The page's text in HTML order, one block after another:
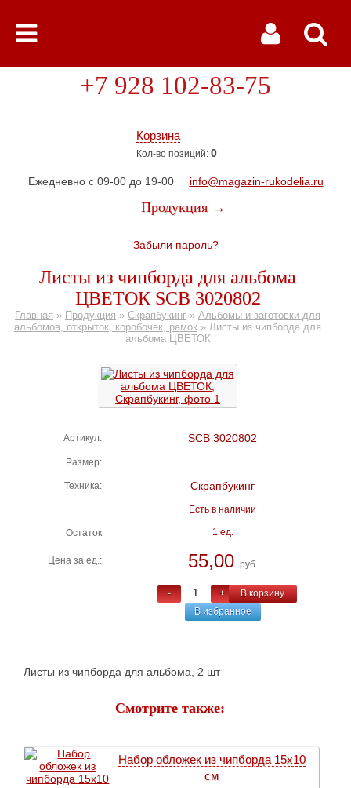
Корзина
Кол-во позиций: 0
+7 928 102-83-75
Ежедневно с 09-00 до 19-00 info@magazin-rukodelia.ru
Продукция →
Забыли пароль?
Листы из чипборда для альбома
ЦВЕТОК SCB 3020802
Главная » Продукция » Скрапбукинг » Альбомы и заготовки для
альбомов, открыток, коробочек, рамок » Листы из чипборда для
альбома ЦВЕТОК
Артикул: SCB 3020802
Размер:
Техника: Скрапбукинг
Есть в наличии
Остаток 1 ед.
Цена за ед.: 55,00 руб.
- +
В корзину
В избранное
Листы из чипборда для альбома, 2 шт
Смотрите также:
Набор обложек из чипборда 15x10
см